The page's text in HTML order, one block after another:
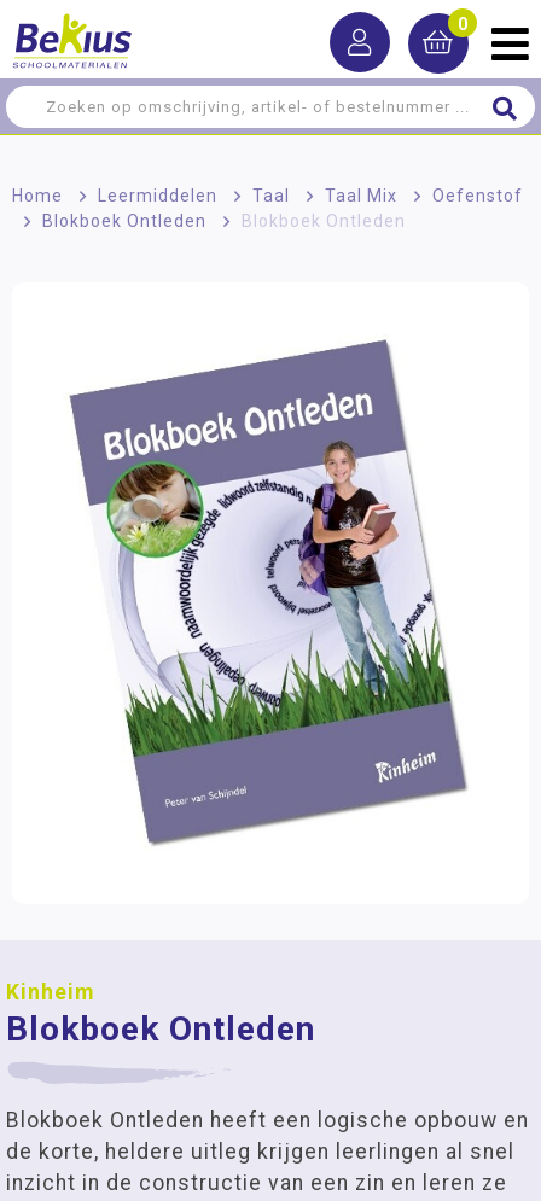
0
Home > Leermiddelen > Taal > Taal Mix >
Oefenstof
>
Blokboek Ontleden > Blokboek Ontleden
Kinheim
Blokboek Ontleden
Blokboek Ontleden heeft een logische opbouw en
de korte, heldere uitleg krijgen leerlingen al snel
inzicht in de constructie van een zin en leren ze